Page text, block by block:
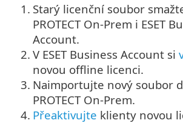
1. Starý licenční soubor
PROTECT On-Prem i ESET
Account.
2. V ESET Business Account si
novou offline licenci.
3. Naimportujte nový soubor
PROTECT On-Prem.
4. Přeaktivujte klienty novou